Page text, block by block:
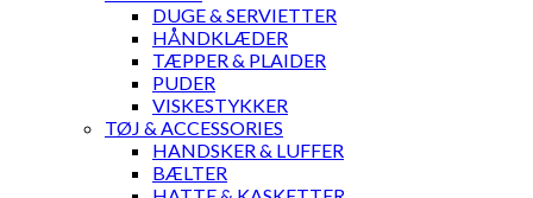
DUGE & SERVIETTER
HÅNDKLÆDER
TÆPPER & PLAIDER
PUDER
VISKESTYKKER
TØJ & ACCESSORIES
HANDSKER & LUFFER
BÆLTER